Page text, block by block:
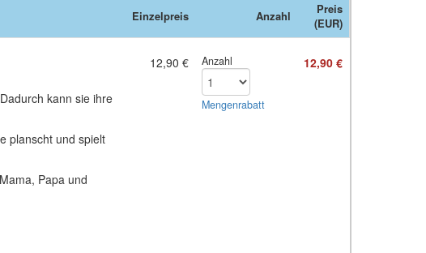
Einzelpreis Anzahl
Preis
(EUR)
kann sie ihre
planscht und spielt
Papa und
12,90 € Anzahl
Mengen­rabatt
12,90 €